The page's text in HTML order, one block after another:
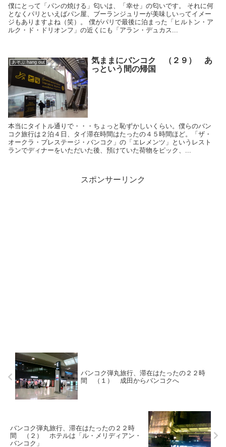
僕にとって「パンの焼ける」匂いは、「幸せ」の匂いです。 それに何
となくパリといえばパン屋、ブーランジュリーが美味しいってイメー
ジもありますよね（笑）。 僕がパリで最後に泊まった「ヒルトン・ア
ルク・ド・ドリオンフ」の近くにも「アラン・デュカス...
あそぶ hang out
気ままにバンコク （２９） あ
っという間の帰国
本当にタイトル通りで・・・ちょっと恥ずかしいくらい。僕らのバン
コク旅行は２泊４日、タイ滞在時間はたったの４５時間ほど。「ザ・
オークラ・プレステージ・バンコク」の「エレメンツ」というレスト
ランでディナーをいただいた後、預けていた荷物をピック、...
スポンサーリンク
バンコク弾丸旅行、滞在はたったの２２時
間 （１） 成田からバンコクへ
バンコク弾丸旅行、滞在はたったの２２時
間 （２） ホテルは「ル・メリディアン・
バンコク」